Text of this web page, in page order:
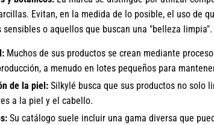
Evitan, en la medida de lo posible, el uso de
o aquellos que buscan una "belleza limpia".
Muchos de sus productos se crean mediante
a menudo en lotes pequeños para
de la piel: Silkylé busca que sus productos no solo
a la piel y el cabello.
Su catálogo suele incluir una gama diversa que